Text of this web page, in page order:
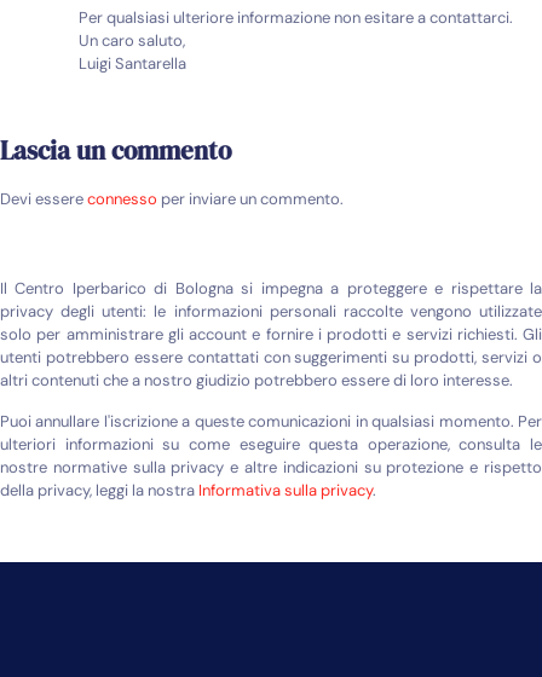
Per qualsiasi ulteriore informazione non esitare a contattarci.
Un caro saluto,
Luigi Santarella
Lascia un commento
Devi essereconnesso per inviare un commento.
Il Centro Iperbarico di Bologna si impegna a proteggere e rispettare la
privacy degli utenti: le informazioni personali raccolte vengono utilizzate
solo per amministrare gli account e fornire i prodotti e servizi richiesti. Gli
utenti potrebbero essere contattati con suggerimenti su prodotti, servizi o
altri contenuti che a nostro giudizio potrebbero essere di loro interesse.
Puoi annullare l'iscrizione a queste comunicazioni in qualsiasi momento. Per
ulteriori informazioni su come eseguire questa operazione, consulta le
nostre normative sulla privacy e altre indicazioni su protezione e rispetto
della privacy, leggi la nostra Informativa sulla privacy.